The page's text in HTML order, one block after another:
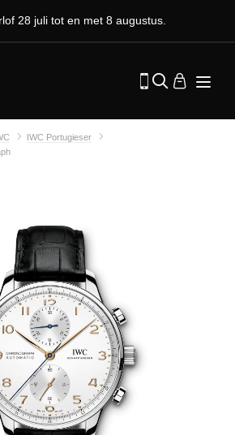
28 juli tot en met 8 augustus.
IWC Portugieser